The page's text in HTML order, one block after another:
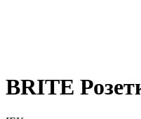
BRITE